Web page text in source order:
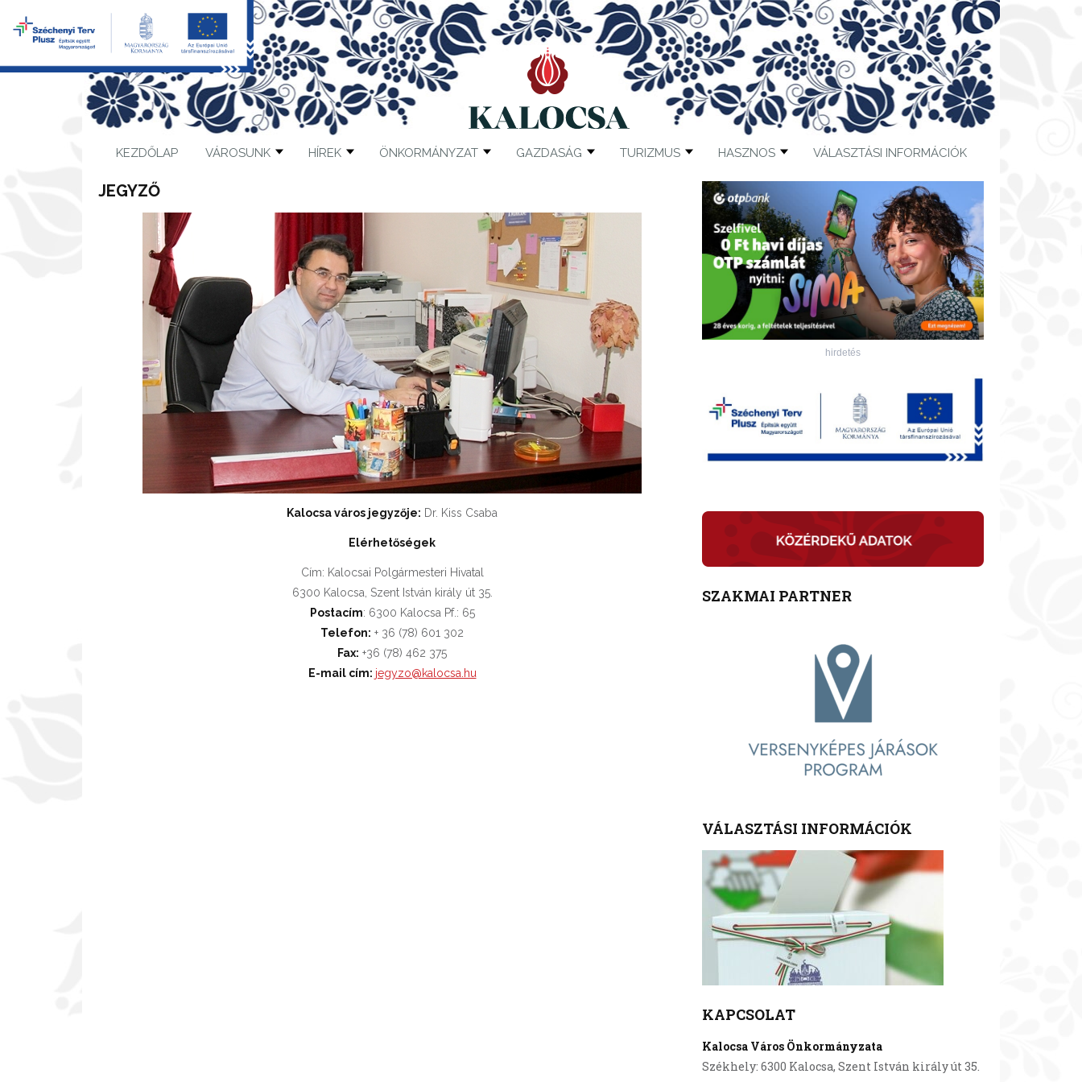
KEZDŐLAP VÁROSUNK HÍREK ÖNKORMÁNYZAT GAZDASÁG TURIZMUS HASZNOS VÁLASZTÁSI INFORMÁCIÓK
JEGYZŐ
Kalocsa város jegyzője: Dr. Kiss Csaba
Elérhetőségek
Cím: Kalocsai Polgármesteri Hivatal
6300 Kalocsa, Szent István király út 35.
Postacím: 6300 Kalocsa Pf.: 65
Telefon: + 36 (78) 601 302
Fax: +36 (78) 462 375
E-mail cím: jegyzo@kalocsa.hu
hirdetés
SZAKMAI PARTNER
VÁLASZTÁSI INFORMÁCIÓK
KAPCSOLAT
Kalocsa Város Önkormányzata
Székhely: 6300 Kalocsa, Szent István király út 35.